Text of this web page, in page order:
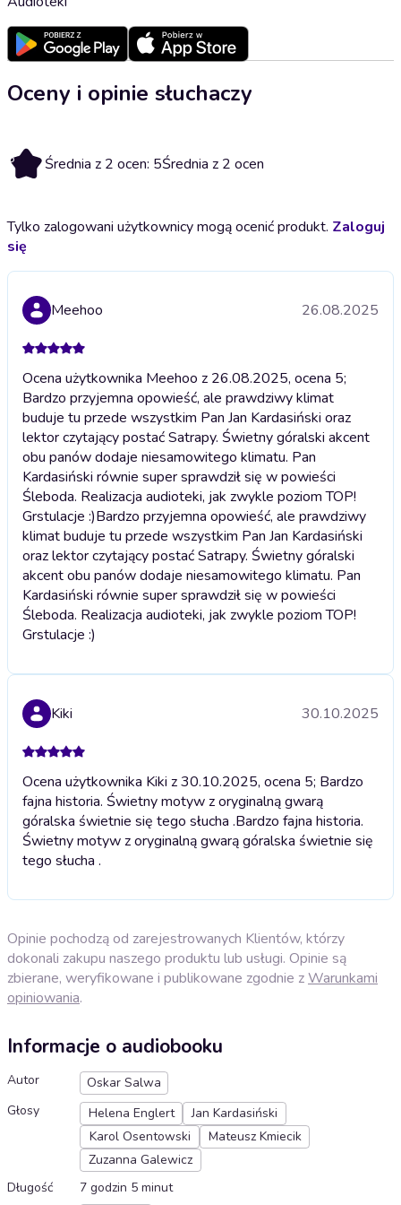
Oceny i opinie słuchaczy
5 Średnia z 2 ocen: 5Średnia z 2 ocen
Tylko zalogowani użytkownicy mogą ocenić produkt. Zaloguj
się
Meehoo 26.08.2025
Ocena użytkownika Meehoo z 26.08.2025, ocena 5;
Bardzo przyjemna opowieść, ale prawdziwy klimat
buduje tu przede wszystkim Pan Jan Kardasiński oraz
lektor czytający postać Satrapy. Świetny góralski akcent
obu panów dodaje niesamowitego klimatu. Pan
Kardasiński równie super sprawdził się w powieści
Śleboda. Realizacja audioteki, jak zwykle poziom TOP!
Grstulacje :)Bardzo przyjemna opowieść, ale prawdziwy
klimat buduje tu przede wszystkim Pan Jan Kardasiński
oraz lektor czytający postać Satrapy. Świetny góralski
akcent obu panów dodaje niesamowitego klimatu. Pan
Kardasiński równie super sprawdził się w powieści
Śleboda. Realizacja audioteki, jak zwykle poziom TOP!
Grstulacje :)
Kiki 30.10.2025
Ocena użytkownika Kiki z 30.10.2025, ocena 5; Bardzo
fajna historia. Świetny motyw z oryginalną gwarą
góralska świetnie się tego słucha .Bardzo fajna historia.
Świetny motyw z oryginalną gwarą góralska świetnie się
tego słucha .
Opinie pochodzą od zarejestrowanych Klientów, którzy
dokonali zakupu naszego produktu lub usługi. Opinie są
zbierane, weryfikowane i publikowane zgodnie zWarunkami
opiniowania.
Informacje o audiobooku
Autor
Oskar Salwa
Głosy
Helena Englert
Jan Kardasiński
Karol Osentowski
Mateusz Kmiecik
Zuzanna Galewicz
Długość
7 godzin 5 minut